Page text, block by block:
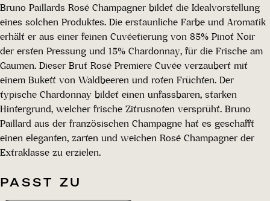
Bruno Paillards Rosé Champagner bildet die Idealvorstellung
eines solchen Produktes. Die erstaunliche Farbe und Aromatik
erhält er aus einer feinen Cuvéetierung von 85% Pinot Noir
der ersten Pressung und 15% Chardonnay, für die Frische am
Gaumen. Dieser Brut Rosé Premiere Cuvée verzaubert mit
einem Bukett von Waldbeeren und roten Früchten. Der
typische Chardonnay bildet einen unfassbaren, starken
Hintergrund, welcher frische Zitrusnoten versprüht. Bruno
Paillard aus der französischen Champagne hat es geschafft
einen eleganten, zarten und weichen Rosé Champagner der
Extraklasse zu erzielen.
PASST ZU